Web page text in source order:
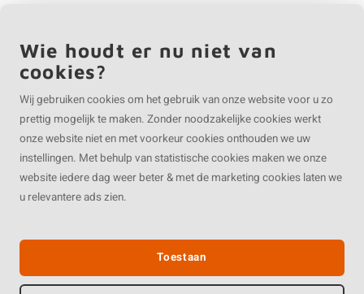
Wie houdt er nu niet van
cookies?
Wij gebruiken cookies om het gebruik van onze website voor u zo
prettig mogelijk te maken. Zonder noodzakelijke cookies werkt
onze website niet en met voorkeur cookies onthouden we uw
instellingen. Met behulp van statistische cookies maken we onze
website iedere dag weer beter & met de marketing cookies laten we
u relevantere ads zien.
Toestaan